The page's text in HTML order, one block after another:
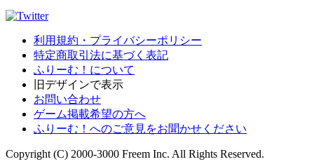
利用規約・プライバシーポリシー
特定商取引法に基づく表記
ふりーむ！について
旧デザインで表示
お問い合わせ
ゲーム掲載希望の方へ
ふりーむ！へのご意見をお聞かせください
Copyright (C) 2000-3000 Freem Inc. All Rights Reserved.